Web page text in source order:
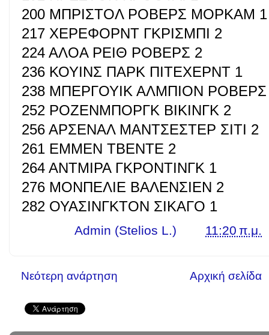
200 ΜΠΡΙΣΤΟΛ ΡΟΒΕΡΣ ΜΟΡΚΑΜ 1
217 ΧΕΡΕΦΟΡΝΤ ΓΚΡΙΣΜΠΙ 2
224 ΑΛΟΑ ΡΕΙΘ ΡΟΒΕΡΣ 2
236 ΚΟΥΙΝΣ ΠΑΡΚ ΠΙΤΕΧΕΡΝΤ 1
238 ΜΠΕΡΓΟΥΙΚ ΑΛΜΠΙΟΝ ΡΟΒΕΡΣ
252 ΡΟΖΕΝΜΠΟΡΓΚ ΒΙΚΙΝΓΚ 2
256 ΑΡΣΕΝΑΛ ΜΑΝΤΣΕΣΤΕΡ ΣΙΤΙ 2
261 ΕΜΜΕΝ ΤΒΕΝΤΕ 2
264 ΑΝΤΜΙΡΑ ΓΚΡΟΝΤΙΝΓΚ 1
276 ΜΟΝΠΕΛΙΕ ΒΑΛΕΝΣΙΕΝ 2
282 ΟΥΑΣΙΝΓΚΤΟΝ ΣΙΚΑΓΟ 1
Admin (Stelios L.) 11:20 π.μ.
Νεότερη ανάρτηση Αρχική σελίδα